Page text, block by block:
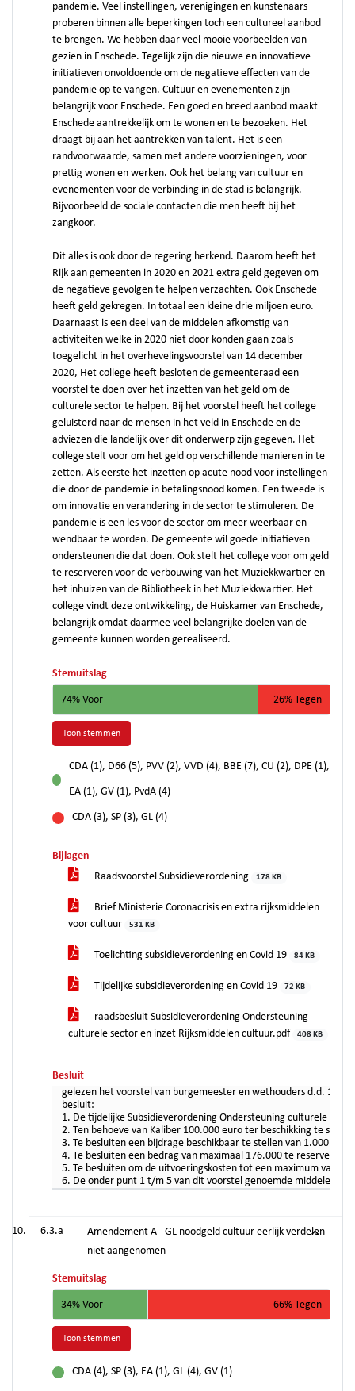
pandemie. Veel instellingen, verenigingen en kunstenaars
proberen binnen alle beperkingen toch een cultureel aanbod
te brengen. We hebben daar veel mooie voorbeelden van
gezien in Enschede. Tegelijk zijn die nieuwe en innovatieve
initiatieven onvoldoende om de negatieve effecten van de
pandemie op te vangen. Cultuur en evenementen zijn
belangrijk voor Enschede. Een goed en breed aanbod maakt
Enschede aantrekkelijk om te wonen en te bezoeken. Het
draagt bij aan het aantrekken van talent. Het is een
randvoorwaarde, samen met andere voorzieningen, voor
prettig wonen en werken. Ook het belang van cultuur en
evenementen voor de verbinding in de stad is belangrijk.
Bijvoorbeeld de sociale contacten die men heeft bij het
zangkoor.
Dit alles is ook door de regering herkend. Daarom heeft het
Rijk aan gemeenten in 2020 en 2021 extra geld gegeven om
de negatieve gevolgen te helpen verzachten. Ook Enschede
heeft geld gekregen. In totaal een kleine drie miljoen euro.
Daarnaast is een deel van de middelen afkomstig van
activiteiten welke in 2020 niet door konden gaan zoals
toegelicht in het overhevelingsvoorstel van 14 december
2020, Het college heeft besloten de gemeenteraad een
voorstel te doen over het inzetten van het geld om de
culturele sector te helpen. Bij het voorstel heeft het college
geluisterd naar de mensen in het veld in Enschede en de
adviezen die landelijk over dit onderwerp zijn gegeven. Het
college stelt voor om het geld op verschillende manieren in te
zetten. Als eerste het inzetten op acute nood voor instellingen
die door de pandemie in betalingsnood komen. Een tweede is
om innovatie en verandering in de sector te stimuleren. De
pandemie is een les voor de sector om meer weerbaar en
wendbaar te worden. De gemeente wil goede initiatieven
ondersteunen die dat doen. Ook stelt het college voor om geld
te reserveren voor de verbouwing van het Muziekkwartier en
het inhuizen van de Bibliotheek in het Muziekkwartier. Het
college vindt deze ontwikkeling, de Huiskamer van Enschede,
belangrijk omdat daarmee veel belangrijke doelen van de
gemeente kunnen worden gerealiseerd.
Stemuitslag
74% Voor 26% Tegen
Toon stemmen
voor
CDA (1), D66 (5), PVV (2), VVD (4), BBE (7), CU (2), DPE (1),
EA (1), GV (1), PvdA (4)
CDA (3), SP (3), GL (4)
Bijlagen
Raadsvoorstel Subsidieverordening
178 KB
Brief Ministerie Coronacrisis en extra rijksmiddelen
voor cultuur
531 KB
Toelichting subsidieverordening en Covid 19 84 KB
Tijdelijke subsidieverordening en Covid 19 72 KB
raadsbesluit Subsidieverordening Ondersteuning
culturele sector en inzet Rijksmiddelen cultuur.pdf
408 KB
Besluit
gelezen het voorstel van burgemeester en wethouders d.d. 1
besluit:
1. De tijdelijke Subsidieverordening Ondersteuning culturele
2. Ten behoeve van Kaliber 100.000 euro ter beschikking te
3. Te besluiten een bijdrage beschikbaar te stellen van
4. Te besluiten een bedrag van maximaal 176.000 te reserveren
5. Te besluiten om de uitvoeringskosten tot een maximum van
6. De onder punt 1 t/m 5 van dit voorstel genoemde middelen
6.3.a
Amendement A - GL noodgeld cultuur eerlijk verdelen -
niet aangenomen
Stemuitslag
34% Voor 66% Tegen
Toon stemmen
CDA (4), SP (3), EA (1), GL (4), GV (1)